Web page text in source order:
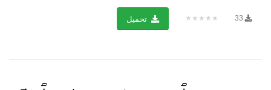
33
★★★★★ تحميل